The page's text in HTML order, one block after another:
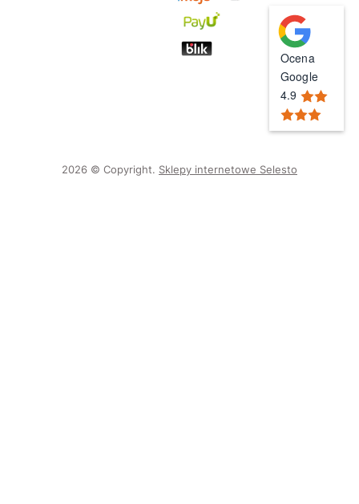
Ocena
Google
4.9
2026 © Copyright. Sklepy internetowe Selesto